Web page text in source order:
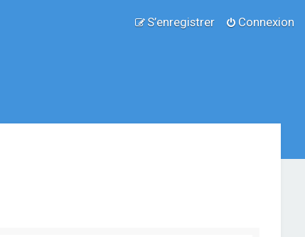
Connexion
S’enregistrer